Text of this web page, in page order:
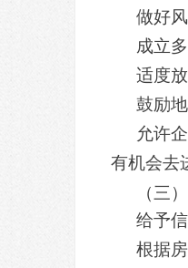
做好
成立
适度
鼓励
允许
有机会去
（三
给予
根据